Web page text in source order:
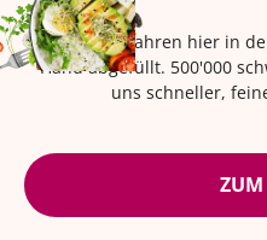
Seit über 42 Jahren hier in
Hand abgefüllt. 500'000
uns schneller,
ZUM